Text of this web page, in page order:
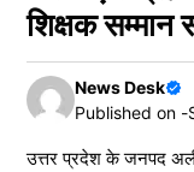
शिक्षक सम्मान
News Desk
Published on -
उत्तर प्रदेश के जनपद